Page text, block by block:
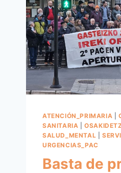
ATENCIÓN_PRIMARIA
SANITARIA |
SALUD_MENTAL
URGENCIAS_PAC
Basta de